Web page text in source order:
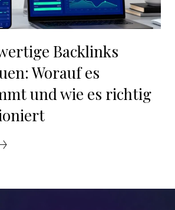
Backlinks
Worauf es
und wie es richtig